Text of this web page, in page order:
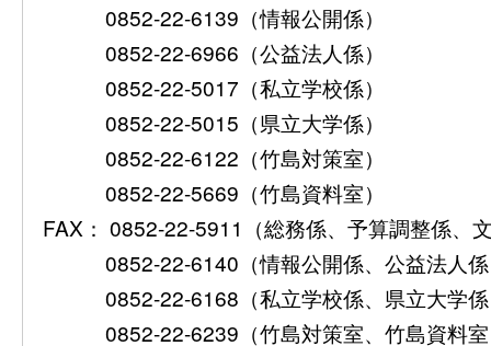
0852-22-6139（情報公開係）
0852-22-6966（公益法人係）
0852-22-5017（私立学校係）
0852-22-5015（県立大学係）
0852-22-6122（竹島対策室）
0852-22-5669（竹島資料室）
FAX： 0852-22-5911（総務係、予算調整係、
0852-22-6140（情報公開係、公益法人
0852-22-6168（私立学校係、県立大学
0852-22-6239（竹島対策室、竹島資料